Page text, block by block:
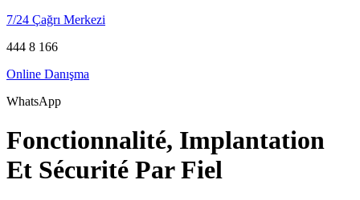
7/24 Çağrı Merkezi
444 8 166
Online Danışma
WhatsApp
Fonctionnalité, Implantation
Et Sécurité Par Fiel